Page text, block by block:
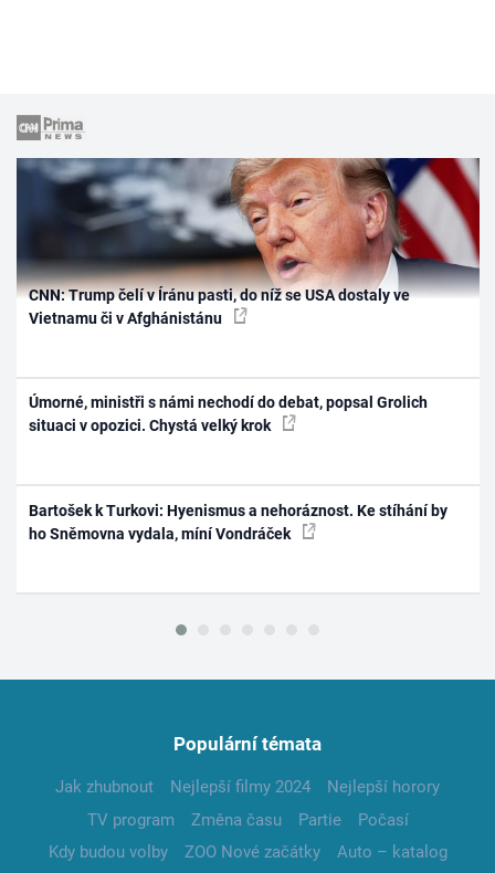
CNN: Trump čelí v Íránu pasti, do níž se USA dostaly ve
Vietnamu či v Afghánistánu
Úmorné, ministři s námi nechodí do debat, popsal Grolich
situaci v opozici. Chystá velký krok
Bartošek k Turkovi: Hyenismus a nehoráznost. Ke stíhání by
ho Sněmovna vydala, míní Vondráček
Populární témata
Jak zhubnout Nejlepší filmy 2024
Nejlepší horory
TV program
Změna času Partie
Počasí
Kdy budou volby
ZOO Nové začátky
Auto – katalog